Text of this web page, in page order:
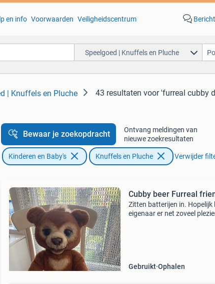
en info Voorwaarden Veiligheidscentrum
Speelgoed | Knuffels en Pluche
| Knuffels en Pluche 43 resultaten voor 'furreal cubby
Bewaar je zoekopdracht
Ontvang meldingen van
nieuwe zoekresultaten
Kinderen en Baby's Knuffels en Pluche Verwijder
Cubby beer Furreal
Zitten batterijen in. Hopelijk
eigenaar er net zoveel
Gebruikt Ophalen